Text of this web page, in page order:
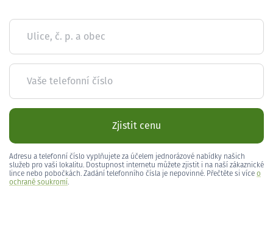
Ulice, č. p. a obec
Vaše telefonní číslo
Zjistit cenu
Adresu a telefonní číslo vyplňujete za účelem jednorázové nabídky našich
služeb pro vaši lokalitu. Dostupnost internetu můžete zjistit i na naší zákaznické
lince nebo pobočkách. Zadání telefonního čísla je nepovinné. Přečtěte si více o
ochraně soukromí.